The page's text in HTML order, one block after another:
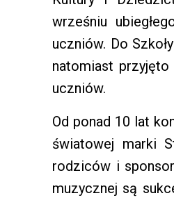
wrześniu
uczniów. Do
natomiast przyjęto
uczniów.
Od ponad 10 lat
światowej marki
rodziców i
muzycznej są